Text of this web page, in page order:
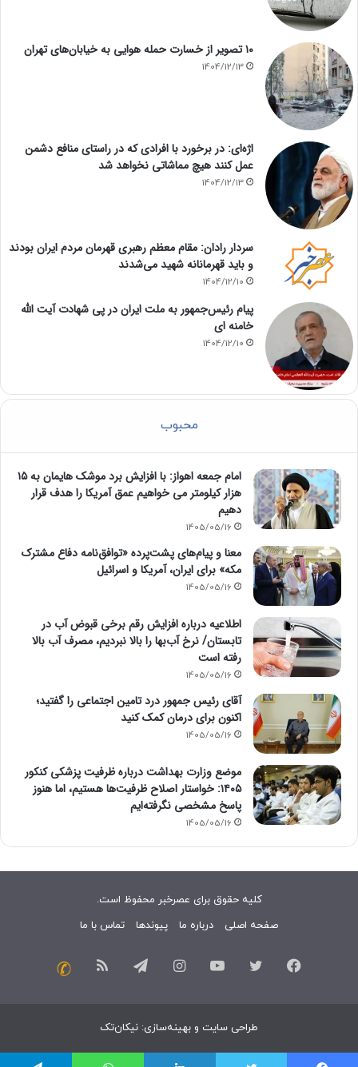
۱۰ تصویر از خسارت حمله هوایی به خیابان‌های تهران
1404/12/13
اژه‌ای: در برخورد با افرادی که در راستای منافع دشمن
عمل کنند هیچ مماشاتی نخواهد شد
1404/12/13
سردار رادان: مقام معظم رهبری قهرمان مردم ایران بودند
و باید قهرمانانه شهید می‌شدند
1404/12/10
پیام رئیس‌جمهور به ملت ایران در پی شهادت آیت الله
خامنه ای
1404/12/10
محبوب
امام‌ جمعه اهواز: با افزایش برد موشک هایمان به ۱۵
هزار کیلومتر می خواهیم عمق آمریکا را هدف قرار
دهیم
1405/05/16
معنا و پیام‌های پشت‌پرده «توافق‌نامه دفاع مشترک
مکه» برای ایران، آمریکا و اسرائیل
1405/05/16
اطلاعیه درباره افزایش رقم برخی قبوض آب در
تابستان/ نرخ آب‌بها را بالا نبردیم، مصرف آب بالا
رفته است
1405/05/16
آقای رئیس جمهور درد تامین اجتماعی را گفتید؛
اکنون برای درمان کمک کنید
1405/05/16
موضع وزارت بهداشت درباره ظرفیت پزشکی کنکور
۱۴۰۵: خواستار اصلاح ظرفیت‌ها هستیم، اما هنوز
پاسخ مشخصی نگرفته‌ایم
1405/05/16
کلیه حقوق برای عصرخبر محفوظ است.
صفحه اصلی
درباره ما پیوندها تماس با ما
فیسبوک توییتر یوتیوب اینستاگرامتلگرام خوراک
طراحی سایت و بهینه‌سازی: نیکان‌تک